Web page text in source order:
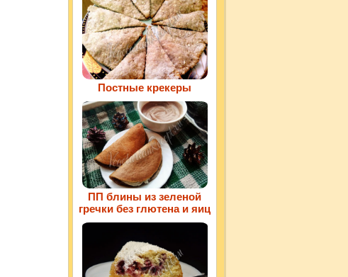
Постные крекеры
ПП блины из зеленой
гречки без глютена и яиц